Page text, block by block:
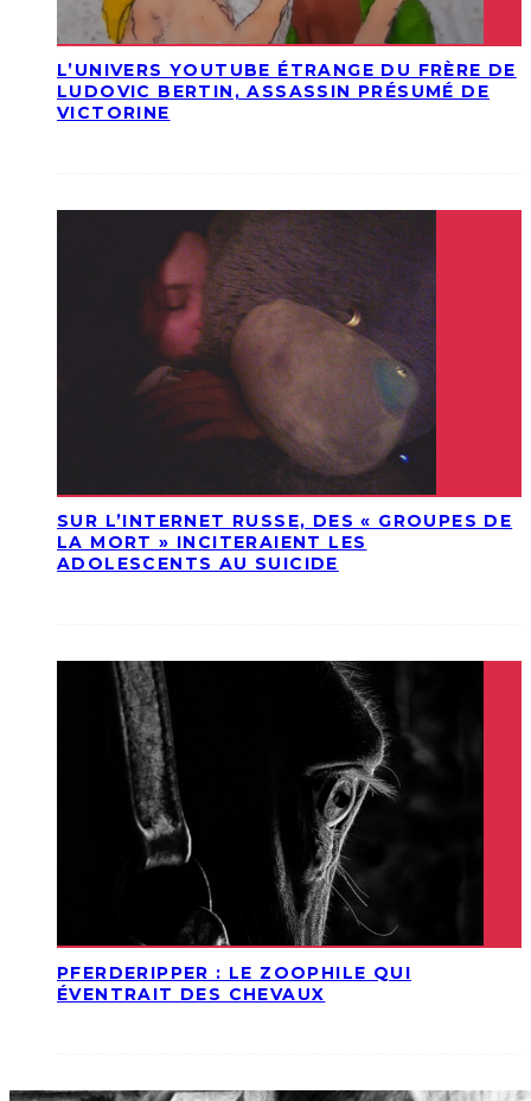
L’UNIVERS YOUTUBE ÉTRANGE DU FRÈRE DE
LUDOVIC BERTIN, ASSASSIN PRÉSUMÉ DE
VICTORINE
SUR L’INTERNET RUSSE, DES « GROUPES DE
LA MORT » INCITERAIENT LES
ADOLESCENTS AU SUICIDE
PFERDERIPPER : LE ZOOPHILE QUI
ÉVENTRAIT DES CHEVAUX